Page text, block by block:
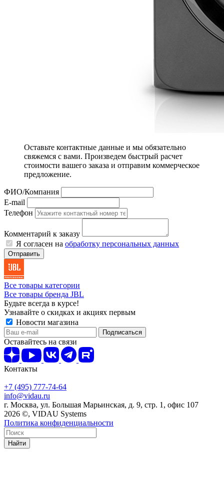
Оставьте контактные данные и мы обязательно
свяжемся с вами. Произведем быстрый расчет
стоимости вашего заказа и отправим коммерческое
предложение.
ФИО/Компания
E-mail
Телефон
Комментарий к заказу
Я согласен на обработку персональных данных
Отправить
Все товары категории
Все товары бренда JBL
Будьте всегда в курсе!
Узнавайте о скидках и акциях первым
Новости магазина
Оставайтесь на связи
Контакты
+7 (495) 777-74-64
info@vidau.ru
г. Москва, ул. Большая Марьинская, д. 9, стр. 1, офис 107
2026 ©, VIDAU Systems
Политика конфиденциальности
Найти